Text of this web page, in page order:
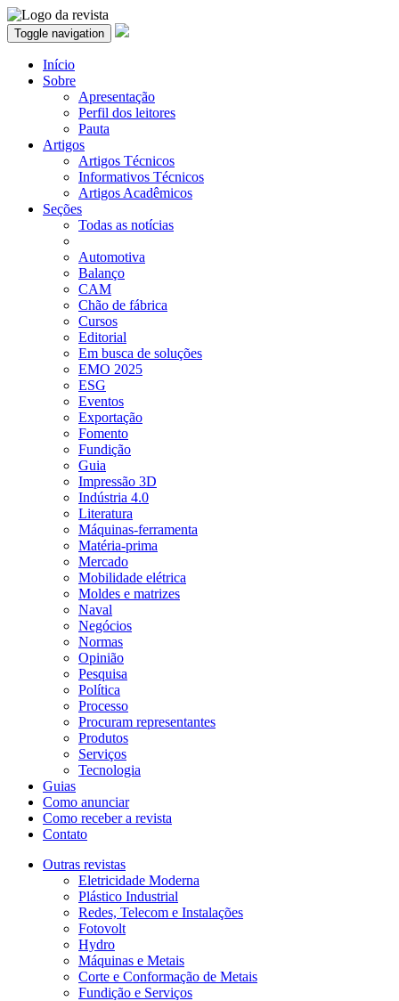
Toggle navigation
Início
Sobre
Apresentação
Perfil dos leitores
Pauta
Artigos
Artigos Técnicos
Informativos Técnicos
Artigos Acadêmicos
Seções
Todas as notícias
Automotiva
Balanço
CAM
Chão de fábrica
Cursos
Editorial
Em busca de soluções
EMO 2025
ESG
Eventos
Exportação
Fomento
Fundição
Guia
Impressão 3D
Indústria 4.0
Literatura
Máquinas-ferramenta
Matéria-prima
Mercado
Mobilidade elétrica
Moldes e matrizes
Naval
Negócios
Normas
Opinião
Pesquisa
Política
Processo
Procuram representantes
Produtos
Serviços
Tecnologia
Guias
Como anunciar
Como receber a revista
Contato
Outras revistas
Eletricidade Moderna
Plástico Industrial
Redes, Telecom e Instalações
Fotovolt
Hydro
Máquinas e Metais
Corte e Conformação de Metais
Fundição e Serviços